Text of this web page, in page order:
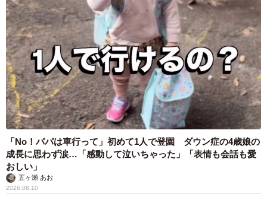
「No！パパは車行って」初めて1人で登園 ダウン症の4歳娘の
成長に思わず涙…「感動して泣いちゃった」「表情も会話も愛
おしい」
五ヶ瀬 あお
2026.08.10